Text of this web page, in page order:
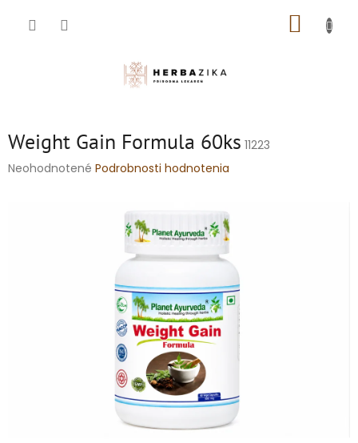
Weight Gain Formula 60ks 11223
Priemerné
Neohodnotené Podrobnosti hodnotenia